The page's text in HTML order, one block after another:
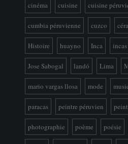
cinéma cuisine cuisine
cumbia péruvienne cuzco
Histoire huayno Inca incas
Jose Sabogal landó Lima
mario vargas llosa mode
paracas peintre péruvien
photographie poème poésie